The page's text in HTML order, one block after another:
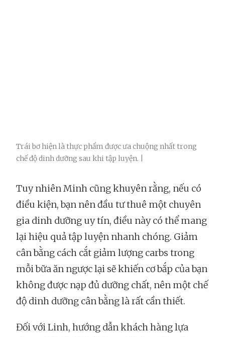
Trái bơ hiện là thực phẩm được ưa chuộng nhất trong
chế độ dinh dưỡng sau khi tập luyện. |
Tuy nhiên Minh cũng khuyên rằng, nếu có
điều kiện, bạn nên đầu tư thuê một chuyên
gia dinh dưỡng uy tín, điều này có thể mang
lại hiệu quả tập luyện nhanh chóng. Giảm
cân bằng cách cắt giảm lượng carbs trong
mỗi bữa ăn ngược lại sẽ khiến cơ bắp của bạn
không được nạp đủ dưỡng chất, nên một chế
độ dinh dưỡng cân bằng là rất cần thiết.
Đối với Linh, hướng dẫn khách hàng lựa